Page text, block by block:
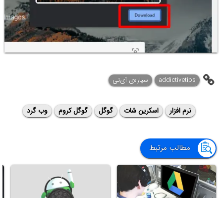
addictivetips سیاره‌ی آی‌تی
نرم افزار اسکرین شات گوگل گوگل کروم وب گرد
مطالب مرتبط